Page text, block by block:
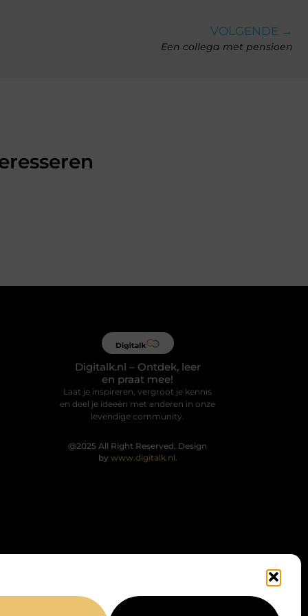
VOLGENDE →
Een collega met pensioen
Digitalk.nl – Ontdek, leer
en praat mee!
Laat je inspireren, vergroot je kennis
en deel je ideeën met anderen in onze
levendige community.
@2025 All Right Reserved. Design
by www.digitalk.nl.